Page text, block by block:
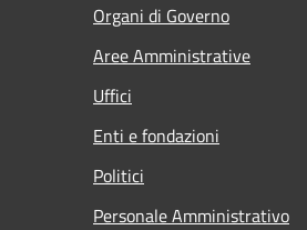
Organi di Governo
Aree Amministrative
Uffici
Enti e fondazioni
Politici
Personale Amministrativo